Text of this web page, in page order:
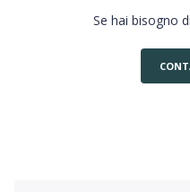
Se hai bisogno